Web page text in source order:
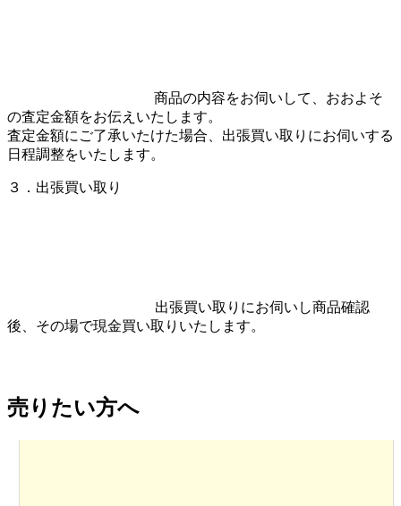
商品の内容をお伺いして、おおよそ
の査定金額をお伝えいたします。
査定金額にご了承いたけた場合、出張買い取りにお伺いする
日程調整をいたします。
３．出張買い取り
出張買い取りにお伺いし商品確認
後、その場で現金買い取りいたします。
売りたい方へ